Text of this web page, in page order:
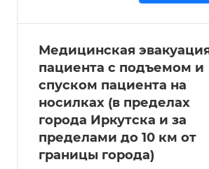
Медицинская
пациента с подъемом и
спуском пациента на
носилках (в пределах
города Иркутска и за
пределами до 10 км от
границы города)